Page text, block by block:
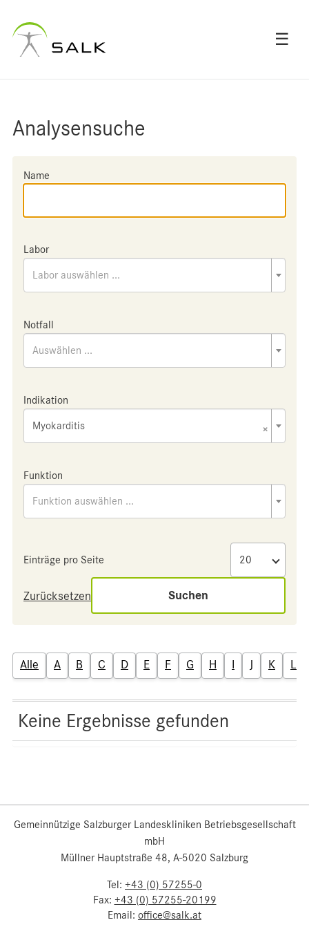
☰
Analysensuche
Name
Labor
Labor auswählen ...
Notfall
Auswählen ...
Indikation
×
Myokarditis
Funktion
Funktion auswählen ...
Einträge pro Seite
Zurücksetzen Suchen
Alle A B C D E F G H I J K L
Keine Ergebnisse gefunden
Gemeinnützige Salzburger Landeskliniken Betriebsgesellschaft
mbH
Müllner Hauptstraße 48, A-5020 Salzburg
Tel: +43 (0) 57255-0
Fax: +43 (0) 57255-20199
Email: office@salk.at